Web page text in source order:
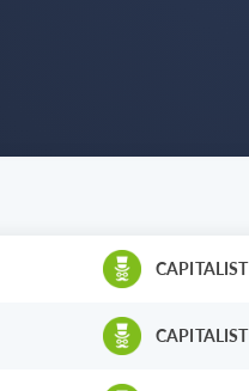
CAPITALIST
CAPITALIST